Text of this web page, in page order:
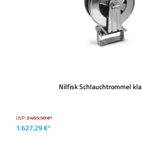
Nilfisk Schlauchtrommel
UVP:2.465,58 €*
1.627,29 €*